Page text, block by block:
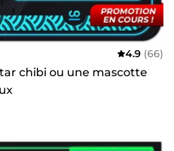
4.9 (66)
chibi ou une mascotte